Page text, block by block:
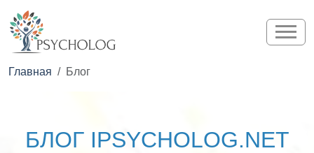
Главная Блог
БЛОГ IPSYCHOLOG.NET